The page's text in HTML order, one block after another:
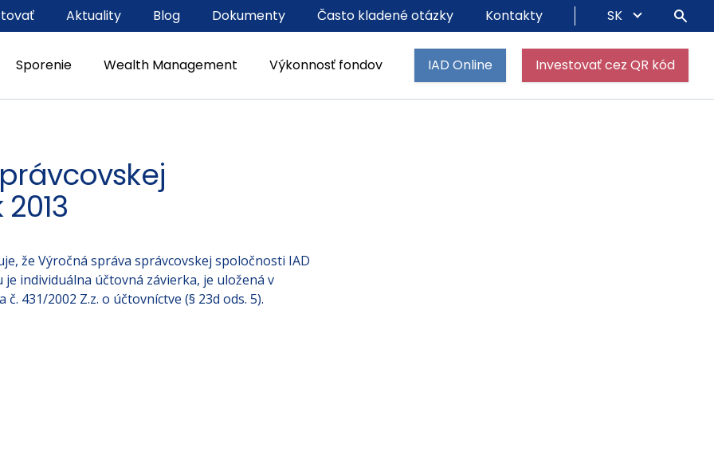
Sporenie Wealth Management Výkonnosť fondov IAD Online Investovať cez QR kód
Aktuality Blog Dokumenty Často kladené otázky Kontakty SK
že Výročná správa správcovskej spoločnosti IAD
individuálna účtovná závierka, je uložená v
431/2002 Z.z. o účtovníctve (§ 23d ods. 5).